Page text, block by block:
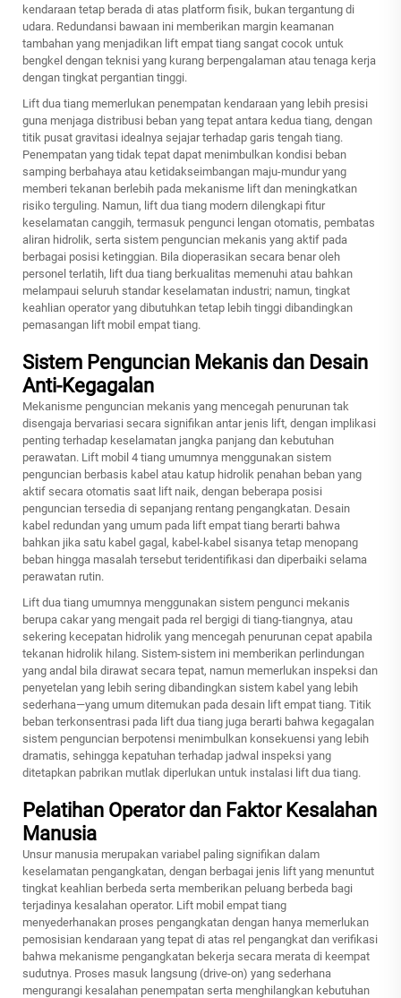
kendaraan tetap berada di atas platform fisik, bukan tergantung di
udara. Redundansi bawaan ini memberikan margin keamanan
tambahan yang menjadikan lift empat tiang sangat cocok untuk
bengkel dengan teknisi yang kurang berpengalaman atau tenaga kerja
dengan tingkat pergantian tinggi.
Lift dua tiang memerlukan penempatan kendaraan yang lebih presisi
guna menjaga distribusi beban yang tepat antara kedua tiang, dengan
titik pusat gravitasi idealnya sejajar terhadap garis tengah tiang.
Penempatan yang tidak tepat dapat menimbulkan kondisi beban
samping berbahaya atau ketidakseimbangan maju-mundur yang
memberi tekanan berlebih pada mekanisme lift dan meningkatkan
risiko terguling. Namun, lift dua tiang modern dilengkapi fitur
keselamatan canggih, termasuk pengunci lengan otomatis, pembatas
aliran hidrolik, serta sistem penguncian mekanis yang aktif pada
berbagai posisi ketinggian. Bila dioperasikan secara benar oleh
personel terlatih, lift dua tiang berkualitas memenuhi atau bahkan
melampaui seluruh standar keselamatan industri; namun, tingkat
keahlian operator yang dibutuhkan tetap lebih tinggi dibandingkan
pemasangan lift mobil empat tiang.
Sistem Penguncian Mekanis dan Desain
Anti-Kegagalan
Mekanisme penguncian mekanis yang mencegah penurunan tak
disengaja bervariasi secara signifikan antar jenis lift, dengan implikasi
penting terhadap keselamatan jangka panjang dan kebutuhan
perawatan. Lift mobil 4 tiang umumnya menggunakan sistem
penguncian berbasis kabel atau katup hidrolik penahan beban yang
aktif secara otomatis saat lift naik, dengan beberapa posisi
penguncian tersedia di sepanjang rentang pengangkatan. Desain
kabel redundan yang umum pada lift empat tiang berarti bahwa
bahkan jika satu kabel gagal, kabel-kabel sisanya tetap menopang
beban hingga masalah tersebut teridentifikasi dan diperbaiki selama
perawatan rutin.
Lift dua tiang umumnya menggunakan sistem pengunci mekanis
berupa cakar yang mengait pada rel bergigi di tiang-tiangnya, atau
sekering kecepatan hidrolik yang mencegah penurunan cepat apabila
tekanan hidrolik hilang. Sistem-sistem ini memberikan perlindungan
yang andal bila dirawat secara tepat, namun memerlukan inspeksi dan
penyetelan yang lebih sering dibandingkan sistem kabel yang lebih
sederhana—yang umum ditemukan pada desain lift empat tiang. Titik
beban terkonsentrasi pada lift dua tiang juga berarti bahwa kegagalan
sistem penguncian berpotensi menimbulkan konsekuensi yang lebih
dramatis, sehingga kepatuhan terhadap jadwal inspeksi yang
ditetapkan pabrikan mutlak diperlukan untuk instalasi lift dua tiang.
Pelatihan Operator dan Faktor Kesalahan
Manusia
Unsur manusia merupakan variabel paling signifikan dalam
keselamatan pengangkatan, dengan berbagai jenis lift yang menuntut
tingkat keahlian berbeda serta memberikan peluang berbeda bagi
terjadinya kesalahan operator. Lift mobil empat tiang
menyederhanakan proses pengangkatan dengan hanya memerlukan
pemosisian kendaraan yang tepat di atas rel pengangkat dan verifikasi
bahwa mekanisme pengangkatan bekerja secara merata di keempat
sudutnya. Proses masuk langsung (drive-on) yang sederhana
mengurangi kesalahan penempatan serta menghilangkan kebutuhan